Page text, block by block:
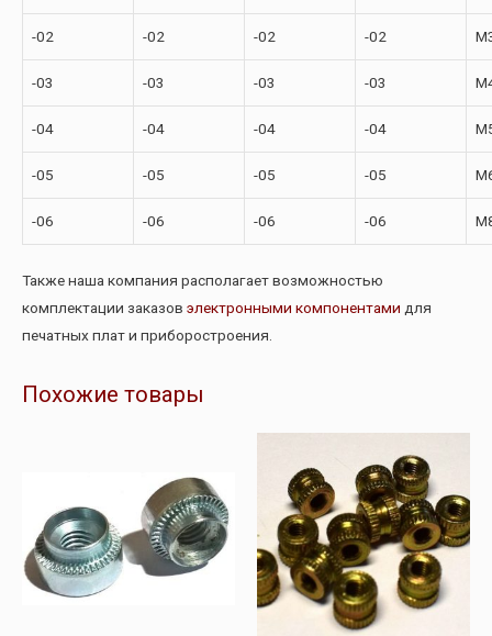
-02 -02 -02 -02
-03 -03 -03 -03
-04 -04 -04 -04
-05 -05 -05 -05
-06 -06 -06 -06
Также наша компания располагает возможностью
комплектации заказов электронными компонентами для
печатных плат и приборостроения.
Похожие товары